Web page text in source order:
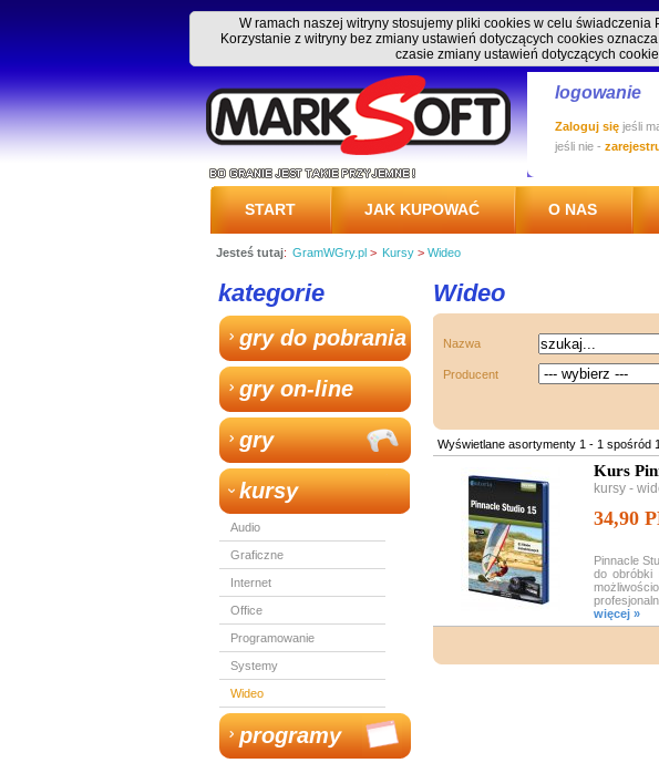
W ramach naszej witryny stosujemy pliki cookies w celu
Korzystanie z witryny bez zmiany ustawień dotyczących cookies
czasie zmiany ustawień dotyczących
logowanie
Zaloguj się jeśli
jeśli nie -
START JAK KUPOWAĆ O NAS
PRZESYŁKA
Jesteś tutaj: GramWGry.pl > Kursy > Wideo
kategorie
gry do pobrania
gry on-line
gry
kursy
Audio
Graficzne
Internet
Office
Programowanie
Systemy
Wideo
programy
Wideo
Nazwa
Producent
Wyświetlane asortymenty 1 - 1 spośród 1
Kurs
kursy -
34,90
Pinnacle
do obróbki
więcej »